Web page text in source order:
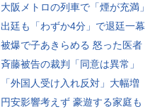
大阪メトロの列車で「煙が充満」
出廷も「わずか4分」で退廷一幕
被爆で子あきらめる 怒った医者
斉藤被告の裁判「同意は異常」
「外国人受け入れ反対」大幅増
円安影響考えず 豪遊する家庭も